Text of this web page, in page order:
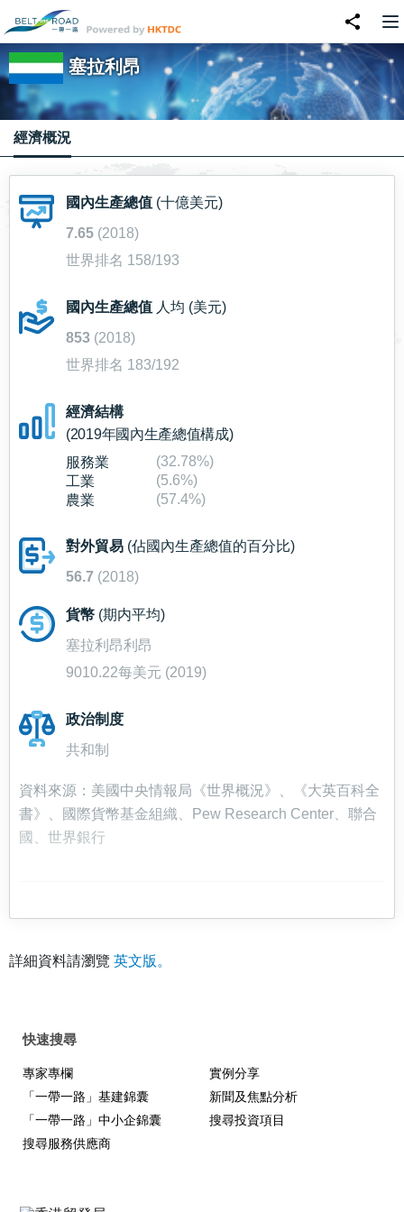
塞拉利昂
經濟概況
國內生產總值 (十億美元)
7.65 (2018)
世界排名 158/193
國內生產總值 人均 (美元)
853 (2018)
世界排名 183/192
經濟結構
(2019年國內生產總值構成)
服務業
(32.78%)
工業
(5.6%)
農業
(57.4%)
對外貿易 (佔國內生產總值的百分比)
56.7 (2018)
貨幣 (期内平均)
塞拉利昂利昂
9010.22每美元 (2019)
政治制度
共和制
資料來源：美國中央情報局《世界概況》、《大英百科全
書》、國際貨幣基金組織、Pew Research Center、聯合
國、世界銀行
詳細資料請瀏覽 英文版。
快速搜尋
專家專欄
實例分享
「一帶一路」基建錦囊
新聞及焦點分析
「一帶一路」中小企錦囊
搜尋投資項目
搜尋服務供應商